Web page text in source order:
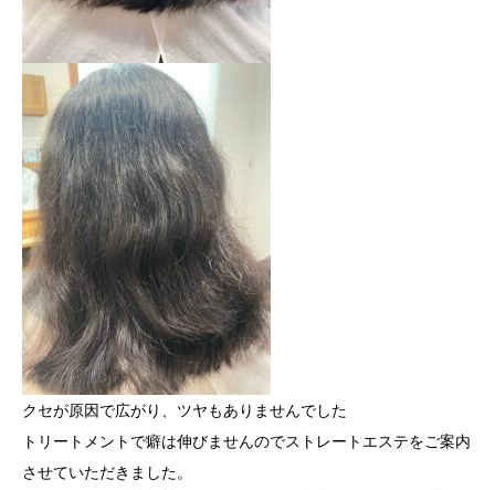
クセが原因で広がり、ツヤもありませんでした
トリートメントで癖は伸びませんのでストレートエステをご案内
させていただきました。